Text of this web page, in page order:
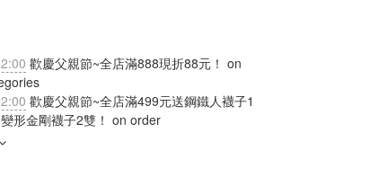
歡慶父親節~全店滿888現折88元！ on
歡慶父親節~全店滿499元送鋼鐵人襪子1
形金剛襪子2雙！ on order